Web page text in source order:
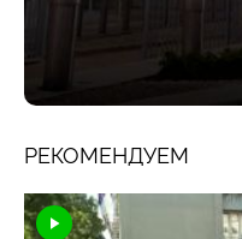
РЕКОМЕНДУЕМ